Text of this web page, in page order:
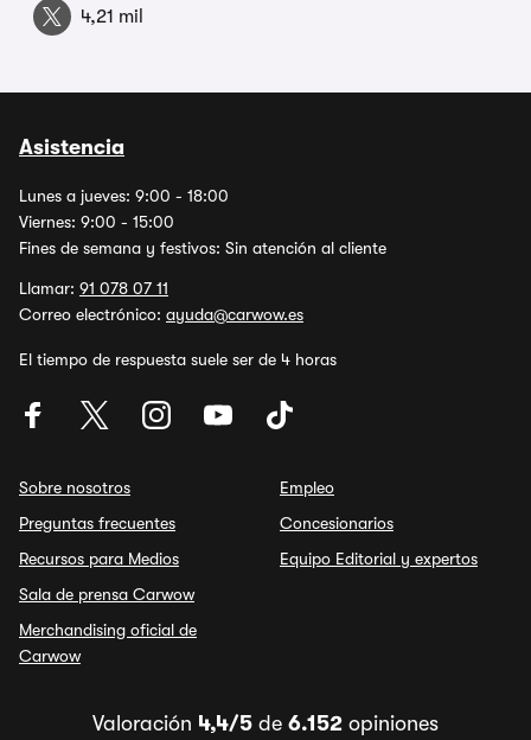
4,21 mil
Asistencia
Lunes a jueves: 9:00 - 18:00
Viernes: 9:00 - 15:00
Fines de semana y festivos: Sin atención al cliente
Llamar: 91 078 07 11
Correo electrónico: ayuda@carwow.es
El tiempo de respuesta suele ser de 4 horas
Sobre nosotros
Preguntas frecuentes
Recursos para Medios
Sala de prensa Carwow
Merchandising oficial de
Carwow
Empleo
Concesionarios
Equipo Editorial y expertos
Valoración 4,4/5 de 6.152 opiniones